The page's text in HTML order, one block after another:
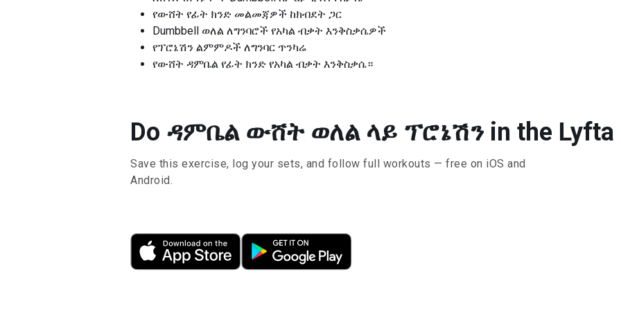
የውሸት የፊት ክንድ መልመጃዎች ከክብደት ጋር
Dumbbell ወለል ለግንባሮች የአካል ብቃት እንቅስቃሴዎች
የፕሮኔሽን ልምምዶች ለግንባር ጥንካሬ
የውሸት ዳምቤል የፊት ክንድ የአካል ብቃት እንቅስቃሴ።
Do ዳምቤል ውሸት ወለል ላይ ፕሮኔሽን in the Lyfta
Save this exercise, log your sets, and follow full workouts — free on iOS and
Android.